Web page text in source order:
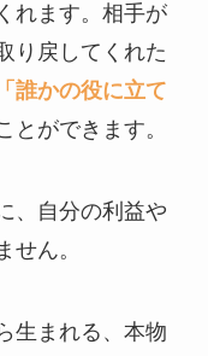
れます。相手が
り戻してくれた
「誰かの役に立て
とができます。
、自分の利益や
せん。
生まれる、本物